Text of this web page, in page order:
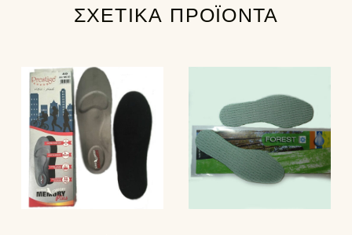
ΣΧΕΤΙΚΆ ΠΡΟΪΌΝΤΑ